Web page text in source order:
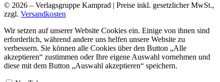
© 2026 – Verlagsgruppe Kamprad | Preise inkl. gesetzlicher MwSt.,
zzgl. Versandkosten
Wir setzen auf unserer Website Cookies ein. Einige von ihnen sind
erforderlich, während andere uns helfen unsere Website zu
verbessern. Sie können alle Cookies über den Button „Alle
akzeptieren“ zustimmen oder Ihre eigene Auswahl vornehmen und
diese mit dem Button „Auswahl akzeptieren“ speichern.